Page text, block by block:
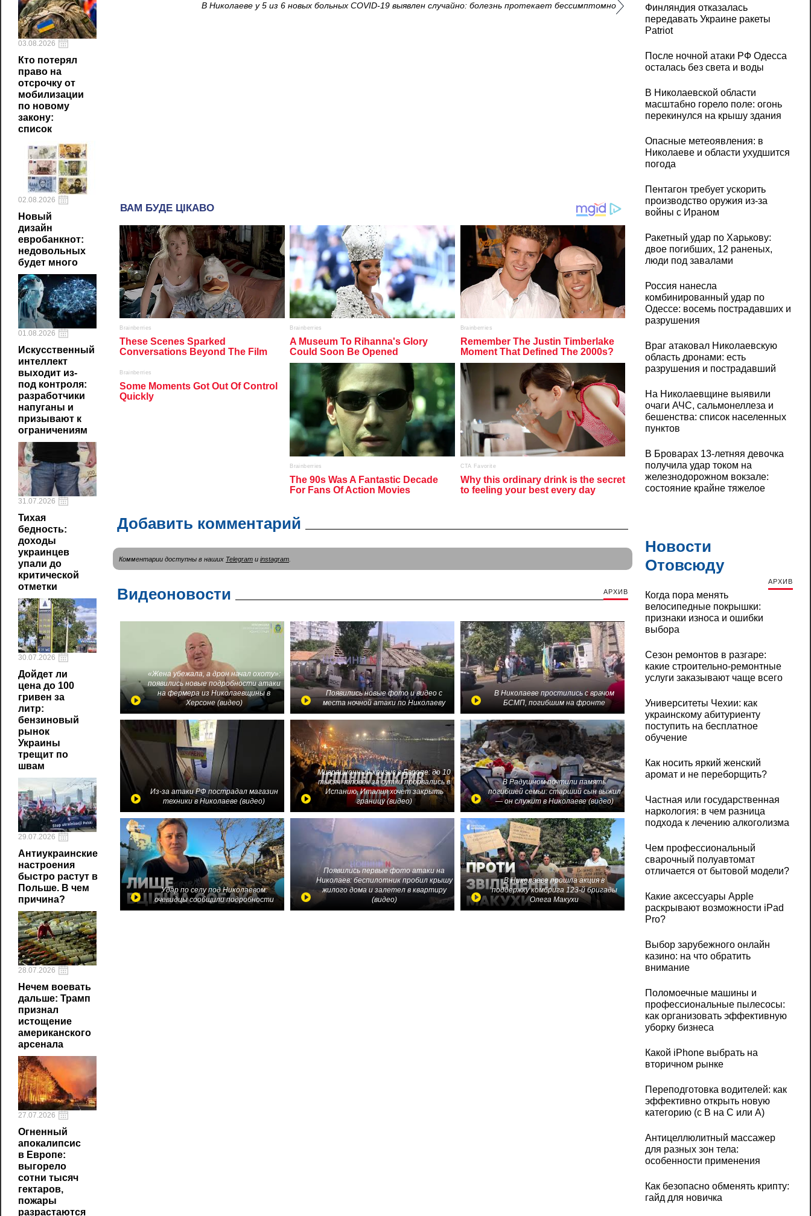
03.08.2026
Кто потерял
право на
отсрочку от
мобилизации
по новому
закону:
список
02.08.2026
Новый
дизайн
евробанкнот:
недовольных
будет много
01.08.2026
Искусственный
интеллект
выходит из-
под контроля:
разработчики
напуганы и
призывают к
ограничениям
31.07.2026
Тихая
бедность:
доходы
украинцев
упали до
критической
отметки
30.07.2026
Дойдет ли
цена до 100
гривен за
литр:
бензиновый
рынок
Украины
трещит по
швам
29.07.2026
Антиукраинские
настроения
быстро растут в
Польше. В чем
причина?
28.07.2026
Нечем воевать
дальше: Трамп
признал
истощение
американского
арсенала
27.07.2026
Огненный
апокалипсис
в Европе:
выгорело
сотни тысяч
гектаров,
пожары
разрастаются
В Николаеве у 5 из 6 новых больных COVID-19 выявлен случайно: болезнь протекает бессимптомно
Добавить комментарий
Комментарии доступны в наших Telegram и instagram
Видеоновости АРХИВ
«Жена убежала, а дрон начал охоту»:
появились новые подробности атаки
на фермера из Николаевщины в
Херсоне (видео)
Появились новые фото и видео с
места ночной атаки по Николаеву
В Николаеве простились с врачом
БСМП, погибшим на фронте
Из-за атаки РФ пострадал магазин
техники в Николаеве (видео)
Миграционный кризис в Европе: до 10
тысяч человек за сутки прорвались в
Испанию, Италия хочет закрыть
границу (видео)
В Радушном почтили память
погибшей семьи: старший сын выжил
— он служит в Николаеве (видео)
Удар по селу под Николаевом:
очевидцы сообщили подробности
Появились первые фото атаки на
Николаев: беспилотник пробил крышу
жилого дома и залетел в квартиру
(видео)
В Николаеве прошла акция в
поддержку комбрига 123-й бригады
Олега Макухи
Финляндия отказалась
передавать Украине ракеты
Patriot
После ночной атаки РФ Одесса
осталась без света и воды
В Николаевской области
масштабно горело поле: огонь
перекинулся на крышу здания
Опасные метеоявления: в
Николаеве и области ухудшится
погода
Пентагон требует ускорить
производство оружия из-за
войны с Ираном
Ракетный удар по Харькову:
двое погибших, 12 раненых,
люди под завалами
Россия нанесла
комбинированный удар по
Одессе: восемь пострадавших и
разрушения
Враг атаковал Николаевскую
область дронами: есть
разрушения и пострадавший
На Николаевщине выявили
очаги АЧС, сальмонеллеза и
бешенства: список населенных
пунктов
В Броварах 13-летняя девочка
получила удар током на
железнодорожном вокзале:
состояние крайне тяжелое
Новости
Отовсюду
АРХИВ
Когда пора менять
велосипедные покрышки:
признаки износа и ошибки
выбора
Сезон ремонтов в разгаре:
какие строительно-ремонтные
услуги заказывают чаще всего
Университеты Чехии: как
украинскому абитуриенту
поступить на бесплатное
обучение
Как носить яркий женский
аромат и не переборщить?
Частная или государственная
наркология: в чем разница
подхода к лечению алкоголизма
Чем профессиональный
сварочный полуавтомат
отличается от бытовой модели?
Какие аксессуары Apple
раскрывают возможности iPad
Pro?
Выбор зарубежного онлайн
казино: на что обратить
внимание
Поломоечные машины и
профессиональные пылесосы:
как организовать эффективную
уборку бизнеса
Какой iPhone выбрать на
вторичном рынке
Переподготовка водителей: как
эффективно открыть новую
категорию (с B на C или А)
Антицеллюлитный массажер
для разных зон тела:
особенности применения
Как безопасно обменять крипту:
гайд для новичка